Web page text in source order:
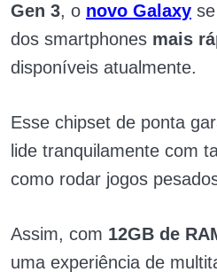
Gen 3, o novo Galaxy
dos smartphones mais
disponíveis atualmente.
Esse chipset de ponta
lide tranquilamente com
como rodar jogos
Assim, com 12GB de
uma experiência de